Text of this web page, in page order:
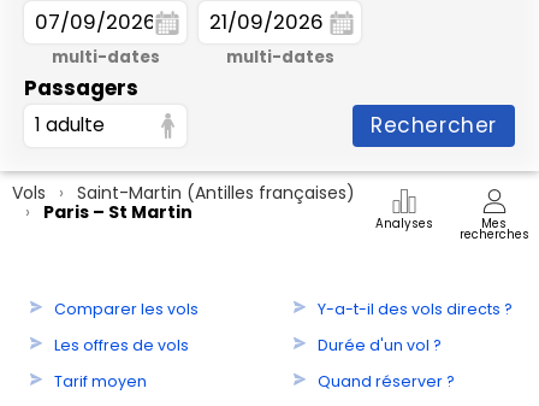
multi-dates multi-dates
Passagers
1 adulte Rechercher
Vols
Saint-Martin (Antilles françaises)
Paris – St Martin
Analyses Mes
recherches
Comparer les vols
Les offres de vols
Tarif moyen
Y-a-t-il des vols directs ?
Durée d'un vol ?
Quand réserver ?